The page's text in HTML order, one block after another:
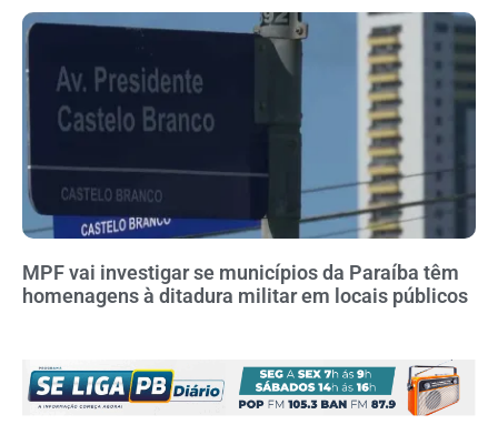
MPF vai investigar se municípios da Paraíba têm
homenagens à ditadura militar em locais públicos